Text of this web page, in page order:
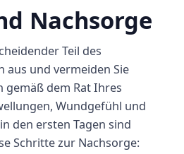
Nachsorge
Teil des
aus und vermeiden Sie
dem Rat Ihres
Wundgefühl und
den ersten Tagen sind
Schritte zur Nachsorge: